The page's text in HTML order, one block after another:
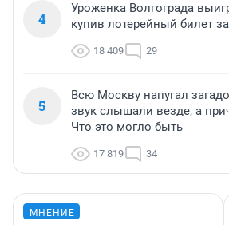
4
Уроженка Волгограда
купив лотерейный билет
18 409 29
5
Всю Москву напугал
звук слышали везде, а
Что это могло быть
17 819 34
МНЕНИЕ